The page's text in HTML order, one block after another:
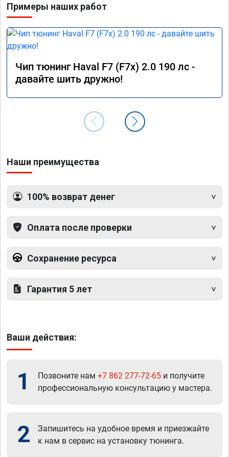
Расход топлива немного снизился при
спокойной езде, но при активной — вырас, так
как двигатель лучше «крутится».
Работа была выполнена быстро и
17.01.26. Огромное спасибо команде за
профессионализм!
Примеры наших работ
Чип тюнинг Haval F7 (F7x) 2.0 190 лс -
давайте шить дружно!
Наши преимущества
100% возврат денег
Оплата после проверки
Сохранение ресурса
Гарантия 5 лет
Ваши действия:
1 Позвоните нам +7 862 277-72-65 и получите
профессиональную консультацию у мастера.
2
Запишитесь на удобное время и приезжайте
к нам в сервис на установку тюнинга.